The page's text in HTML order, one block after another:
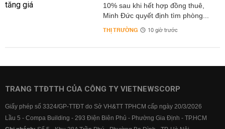
10% sau khi hết hợp đồng thuê,
Minh Đức quyết định tìm phòng...
THỊ TRƯỜNG 10 giờ trước
TRANG TTĐTTH CỦA CÔNG TY VIETNEWSCORP
Giấy phép số 3324/GP-TTĐT do Sở VH&TT TPHCM cấp ngày 20/3/2026
Lầu 5 - Compa Building - 293 Điện Biên Phủ - Phường Gia Định - TP.HCM